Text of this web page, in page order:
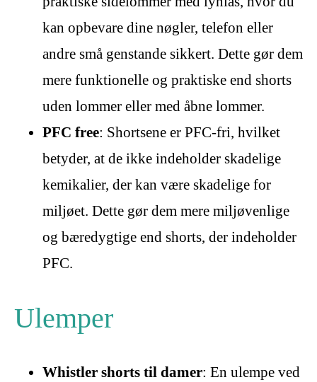
kan opbevare dine nøgler, telefon eller
andre små genstande sikkert. Dette gør dem
mere funktionelle og praktiske end shorts
uden lommer eller med åbne lommer.
PFC free: Shortsene er PFC-fri, hvilket
betyder, at de ikke indeholder skadelige
kemikalier, der kan være skadelige for
miljøet. Dette gør dem mere miljøvenlige
og bæredygtige end shorts, der indeholder
PFC.
Ulemper
Whistler shorts til damer: En ulempe ved